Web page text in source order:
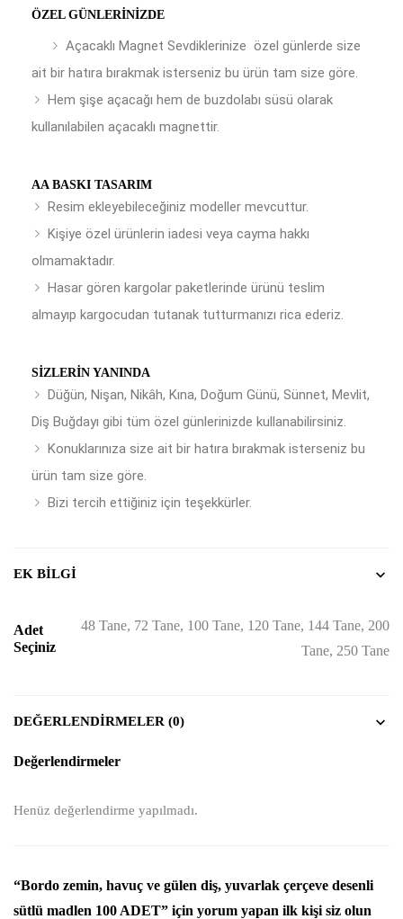
ÖZEL GÜNLERINIZDE
Açacaklı Magnet Sevdiklerinize özel günlerde size
ait bir hatıra bırakmak isterseniz bu ürün tam size göre.
Hem şişe açacağı hem de buzdolabı süsü olarak
kullanılabilen açacaklı magnettir.
AA BASKI TASARIM
Resim ekleyebileceğiniz modeller mevcuttur.
Kişiye özel ürünlerin iadesi veya cayma hakkı
olmamaktadır.
Hasar gören kargolar paketlerinde ürünü teslim
almayıp kargocudan tutanak tutturmanızı rica ederiz.
SIZLERIN YANINDA
Düğün, Nişan, Nikâh, Kına, Doğum Günü, Sünnet, Mevlit,
Diş Buğdayı gibi tüm özel günlerinizde kullanabilirsiniz.
Konuklarınıza size ait bir hatıra bırakmak isterseniz bu
ürün tam size göre.
Bizi tercih ettiğiniz için teşekkürler.
EK BILGI
Adet
Seçiniz
48 Tane, 72 Tane, 100 Tane, 120 Tane, 144 Tane, 200
Tane, 250 Tane
DEĞERLENDIRMELER (0)
Değerlendirmeler
Henüz değerlendirme yapılmadı.
“Bordo zemin, havuç ve gülen diş, yuvarlak çerçeve desenli
sütlü madlen 100 ADET” için yorum yapan ilk kişi siz olun